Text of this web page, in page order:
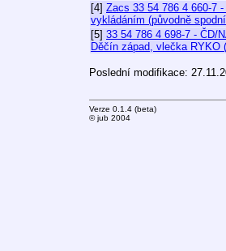
[4] Zacs 33 54 786 4 660-7
vykládáním (původně
[5] 33 54 786 4 698-7 - ČD/
Děčín západ, vlečka RYKO
Poslední modifikace:
Verze 0.1.4 (beta)
© jub 2004